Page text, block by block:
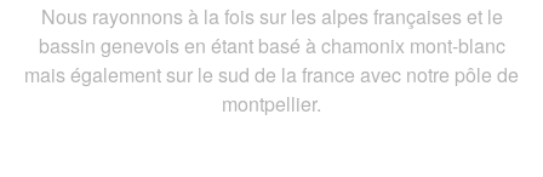
Nous rayonnons à la fois sur les alpes françaises et le
bassin genevois en étant basé à chamonix mont-blanc
mais également sur le sud de la france avec notre pôle de
montpellier.